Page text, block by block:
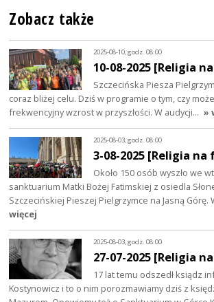
Zobacz także
2025-08-10, godz. 08:00
10-08-2025 [Religia
Szczecińska Piesza
coraz bliżej celu. Dziś w programie o tym, czy
frekwencyjny wzrost w przyszłości. W audycji… »
2025-08-03, godz. 08:00
3-08-2025 [Religia na
Około 150 osób wyszło we
sanktuarium Matki Bożej Fatimskiej z osiedla
Szczecińskiej Pieszej Pielgrzymce na Jasną Górę.
więcej
2025-08-03, godz. 08:00
27-07-2025 [Religia
17 lat temu odszedł ksiądz
Kostynowicz i to o nim porozmawiamy dziś z